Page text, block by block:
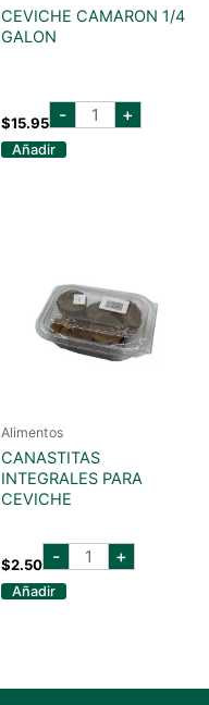
CEVICHE CAMARON 1/4
GALON
$15.95 - CEVICHE
CAMARON
+
Añadir
Alimentos
CANASTITAS
INTEGRALES PARA
CEVICHE
$2.50 - CANASTITAS
INTEGRALES
+
Añadir